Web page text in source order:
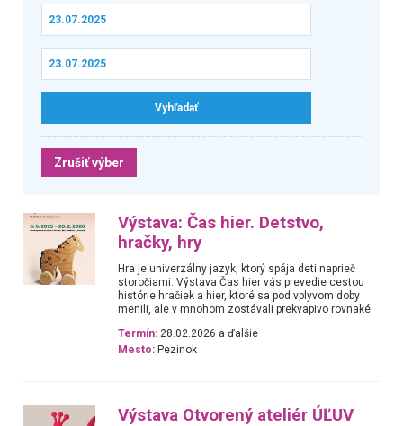
Zrušiť výber
Výstava: Čas hier. Detstvo,
hračky, hry
Hra je univerzálny jazyk, ktorý spája deti naprieč
storočiami. Výstava Čas hier vás prevedie cestou
histórie hračiek a hier, ktoré sa pod vplyvom doby
menili, ale v mnohom zostávali prekvapivo rovnaké.
Termín: 28.02.2026 a ďalšie
Mesto: Pezinok
Výstava Otvorený ateliér ÚĽUV